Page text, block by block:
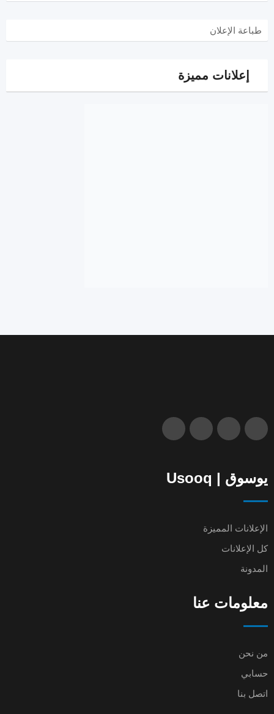
طباعة الإعلان
إعلانات مميزة
يوسوق | Usooq
الإعلانات المميزة
كل الإعلانات
المدونة
معلومات عنا
من نحن
حسابي
اتصل بنا